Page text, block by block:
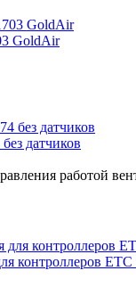
GoldAir
датчиков
работой
контроллеров ETC